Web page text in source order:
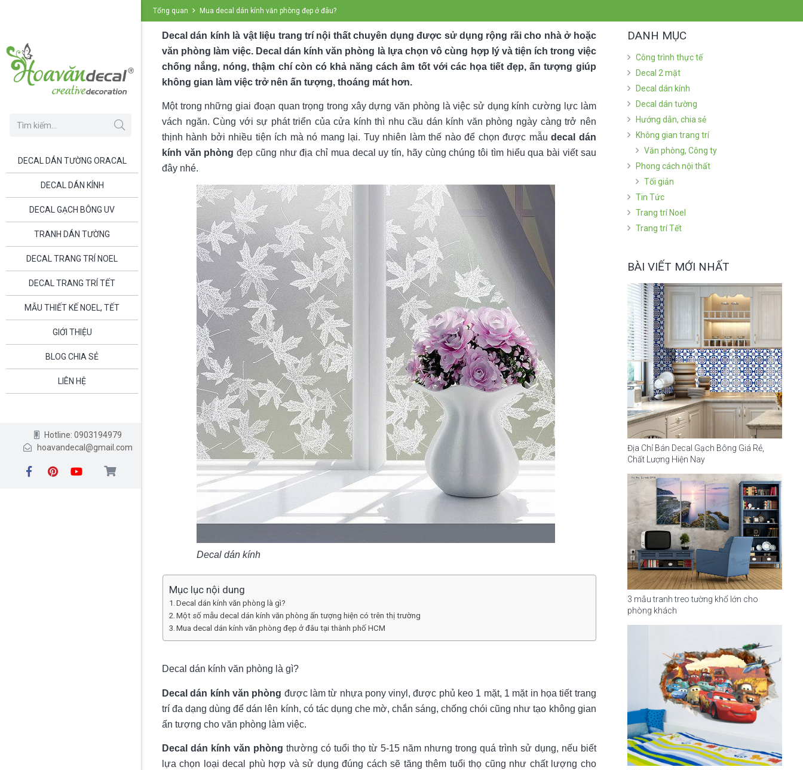
DECAL DÁN TƯỜNG ORACAL
DECAL DÁN KÍNH
DECAL GẠCH BÔNG UV
TRANH DÁN TƯỜNG
DECAL TRANG TRÍ NOEL
DECAL TRANG TRÍ TẾT
MẪU THIẾT KẾ NOEL, TẾT
GIỚI THIỆU
BLOG CHIA SẺ
LIÊN HỆ
Hotline: 0903194979
hoavandecal@gmail.com
Tổng quan Mua decal dán kính văn phòng đẹp ở đâu?
Decal dán kính là vật liệu trang trí nội thất chuyên dụng được sử dụng rộng rãi cho nhà ở hoặc
văn phòng làm việc. Decal dán kính văn phòng là lựa chọn vô cùng hợp lý và tiện ích trong việc
chống nắng, nóng, thậm chí còn có khả năng cách âm tốt với các họa tiết đẹp, ấn tượng giúp
không gian làm việc trở nên ấn tượng, thoáng mát hơn.
Một trong những giai đoạn quan trọng trong xây dựng văn phòng là việc sử dụng kính cường lực làm
vách ngăn. Cùng với sự phát triển của cửa kính thì nhu cầu dán kính văn phòng ngày càng trở nên
thịnh hành bởi nhiều tiện ích mà nó mang lại. Tuy nhiên làm thế nào để chọn được mẫudecal dán
kính văn phòng đẹp cũng như địa chỉ mua decal uy tín, hãy cùng chúng tôi tìm hiểu qua bài viết sau
đây nhé.
Decal dán kính
Mục lục nội dung
Decal dán kính văn phòng là gì?
Một số mẫu decal dán kính văn phòng ấn tượng hiện có trên thị trường
Mua decal dán kính văn phòng đẹp ở đâu tại thành phố HCM
Decal dán kính văn phòng là gì?
Decal dán kính văn phòng được làm từ nhựa pony vinyl, được phủ keo 1 mặt, 1 mặt in họa tiết trang
trí đa dạng dùng để dán lên kính, có tác dụng che mờ, chắn sáng, chống chói cũng như tạo không gian
ấn tượng cho văn phòng làm việc.
Decal dán kính văn phòng thường có tuổi thọ từ 5-15 năm nhưng trong quá trình sử dụng, nếu biết
lựa chọn loại decal phù hợp và sử dụng đúng cách sẽ tăng thêm tuổi thọ cũng như chất lượng cho
DANH MỤC
Công trình thực tế
Decal 2 mặt
Decal dán kính
Decal dán tường
Hướng dẫn, chia sẻ
Không gian trang trí
Văn phòng, Công ty
Phong cách nội thất
Tối giản
Tin Tức
Trang trí Noel
Trang trí Tết
BÀI VIẾT MỚI NHẤT
Địa Chỉ Bán Decal Gạch Bông Giá Rẻ,
Chất Lượng Hiện Nay
3 mẫu tranh treo tường khổ lớn cho
phòng khách